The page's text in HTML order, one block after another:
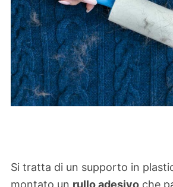
Si tratta di un supporto in
montato un rullo adesivo che